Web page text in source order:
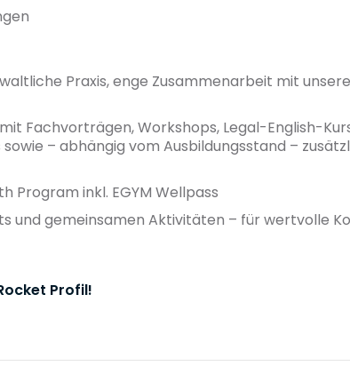
Praxis, enge Zusammenarbeit mit
Fachvorträgen, Workshops, Legal-English-
– abhängig vom Ausbildungsstand –
Program inkl. EGYM Wellpass
und gemeinsamen Aktivitäten – für wertvolle
Profil!